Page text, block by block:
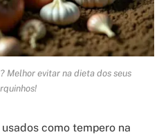
Melhor evitar na dieta dos seus
como tempero na